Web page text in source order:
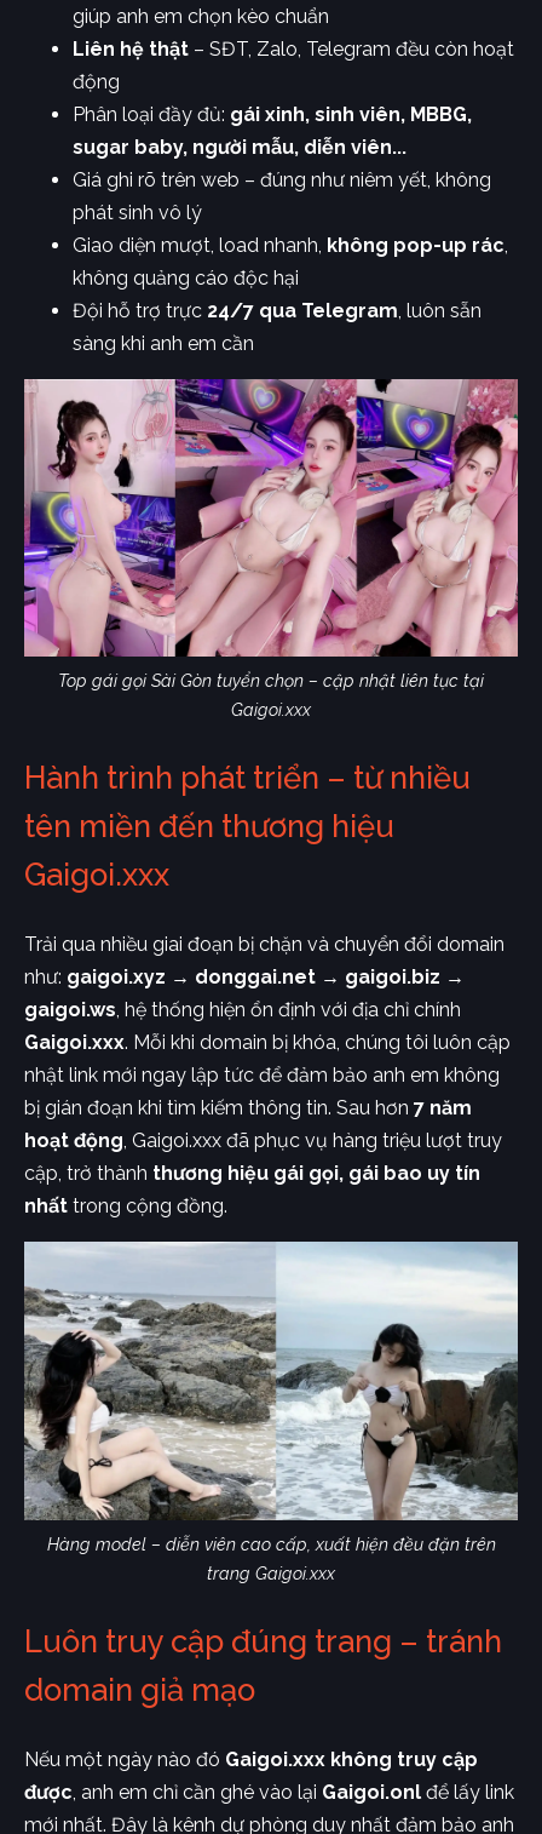
giúp anh em chọn kèo chuẩn
Liên hệ thật – SĐT, Zalo, Telegram đều còn hoạt
động
Phân loại đầy đủ: gái xinh, sinh viên, MBBG,
sugar baby, người mẫu, diễn viên...
Giá ghi rõ trên web – đúng như niêm yết, không
phát sinh vô lý
Giao diện mượt, load nhanh, không pop-up rác
không quảng cáo độc hại
Đội hỗ trợ trực 24/7 qua Telegram , luôn sẵn
sàng khi anh em cần
Top gái gọi Sài Gòn tuyển chọn – cập nhật liên tục tại
Gaigoi.xxx
Hành trình phát triển – từ nhiều
tên miền đến thương hiệu
Gaigoi.xxx
Trải qua nhiều giai đoạn bị chặn và chuyển đổi domain
như: gaigoi.xyz → donggai.net → gaigoi.biz →
gaigoi.ws, hệ thống hiện ổn định với địa chỉ chính
Gaigoi.xxx. Mỗi khi domain bị khóa, chúng tôi luôn cập
nhật link mới ngay lập tức để đảm bảo anh em không
bị gián đoạn khi tìm kiếm thông tin. Sau hơn 7 năm
hoạt động, Gaigoi.xxx đã phục vụ hàng triệu lượt truy
cập, trở thành thương hiệu gái gọi, gái bao uy tín
nhất trong cộng đồng.
Hàng model – diễn viên cao cấp, xuất hiện đều đặn trên
trang Gaigoi.xxx
Luôn truy cập đúng trang – tránh
domain giả mạo
Nếu một ngày nào đó Gaigoi.xxx không truy cập
được , anh em chỉ cần ghé vào lại Gaigoi.onl để lấy link
mới nhất. Đây là kênh dự phòng duy nhất đảm bảo anh